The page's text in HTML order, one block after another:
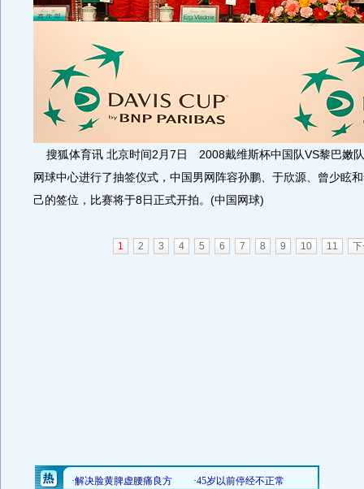
搜狐体育讯 北京时间2月7日 2008戴维斯杯中国队VS黎巴嫩
网球中心进行了抽签仪式，中国男网阵容孙鹏、于欣源、曾少眩
己的签位，比赛将于8日正式开拍。(中国网球)
1 2 3 4 5 6 7 8 9 10 11 下